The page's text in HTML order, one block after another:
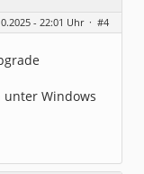
- 22:01 Uhr · #4
unter Windows